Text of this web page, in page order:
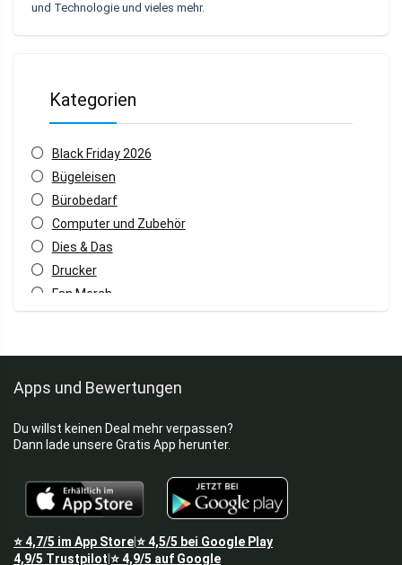
und Technologie und vieles mehr.
Kategorien
Black Friday 2026
Bügeleisen
Bürobedarf
Computer und Zubehör
Dies & Das
Drucker
Fan Merch
Haushaltsgeräte
Küchenhelfer
Monitore
PC Mäuse
Preisfehler
Apps und Bewertungen
Du willst keinen Deal mehr verpassen?
Dann lade unsere Gratis App herunter.
⭐4,7/5 im App Store⭐4,5/5 bei Google Play
4,9/5 Trustpilot ⭐4,9/5 auf Google